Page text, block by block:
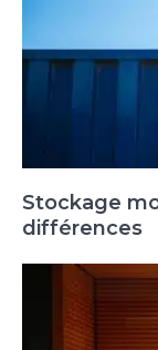
Stockage
différences